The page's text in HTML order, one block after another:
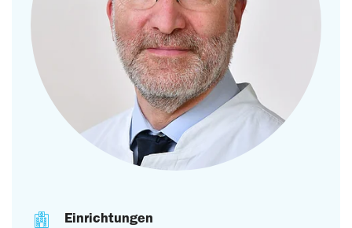
Einrichtungen